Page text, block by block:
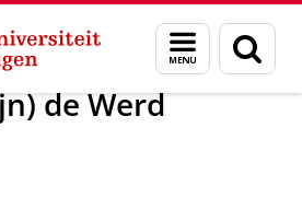
Menu
en
zoeken
M.L. (Martijn) de Werd
de Werd